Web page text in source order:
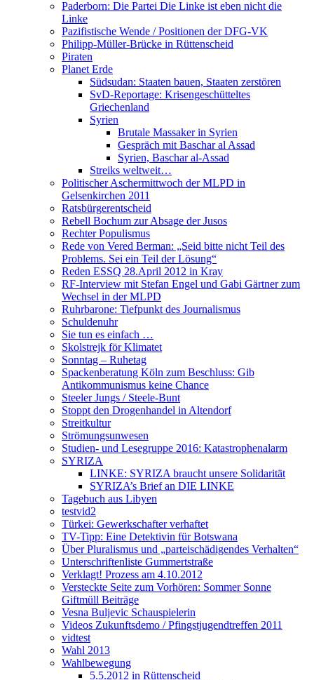
Paderborn: Die Partei Die Linke ist eben nicht die
Linke
Pazifistische Wende / Positionen der DFG-VK
Philipp-Müller-Brücke in Rüttenscheid
Piraten
Planet Erde
Südsudan: Staaten bauen, Staaten zerstören
SvD-Reportage: Krisengeschütteltes
Griechenland
Syrien
Brutale Massaker in Syrien
Gespräch mit Baschar al Assad
Syrien, Baschar al-Assad
Streiks weltweit…
Politischer Aschermittwoch der MLPD in
Gelsenkirchen 2011
Ratsbürgerentscheid
Rebell Bochum zur Absage der Jusos
Rechter Populismus
Rede von Vered Berman: „Seid bitte nicht Teil des
Problems. Sei ein Teil der Lösung“
Reden ESSQ 28.April 2012 in Kray
RF-Interview mit Stefan Engel und Gabi Gärtner zum
Wechsel in der MLPD
Ruhrbarone: Tiefpunkt des Journalismus
Schuldenuhr
Sie tun es einfach …
Skolstrejk för Klimatet
Sonntag – Ruhetag
Spackenberatung Köln zum Beschluss: Gib
Antikommunismus keine Chance
Steeler Jungs / Steele-Bunt
Stoppt den Drogenhandel in Altendorf
Streitkultur
Strömungsunwesen
Studien- und Lesegruppe 2016: Katastrophenalarm
SYRIZA
LINKE: SYRIZA braucht unsere Solidarität
SYRIZA’s Brief an DIE LINKE
Tagebuch aus Libyen
testvid2
Türkei: Gewerkschafter verhaftet
TV-Tipp: Eine Detektivin für Botswana
Über Pluralismus und „parteischädigendes Verhalten“
Unterschriftenliste Gummertstraße
Verklagt! Prozess am 4.10.2012
Versteckte Seite zum Vorhören: Sommer Sonne
Giftmüll Beiträge
Vesna Buljevic Schauspielerin
Videos Zukunftsdemo / Pfingstjugendtreffen 2011
vidtest
Wahl 2013
Wahlbewegung
5.5.2012 in Rüttenscheid